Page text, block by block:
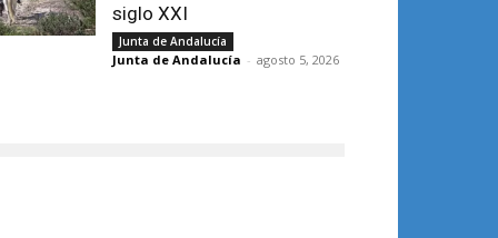
siglo XXI
Junta de Andalucía
Junta de Andalucía - agosto 5, 2026